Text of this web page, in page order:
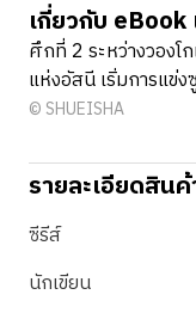
เกี่ยวกับ eBook
ศึกที่ 2 ระหว่างวองโ
แห่งอัสนี เริ่มการแข่ง
© SHUEISHA
รายละเอียดสินค้
ซีรีส์
นักเขียน